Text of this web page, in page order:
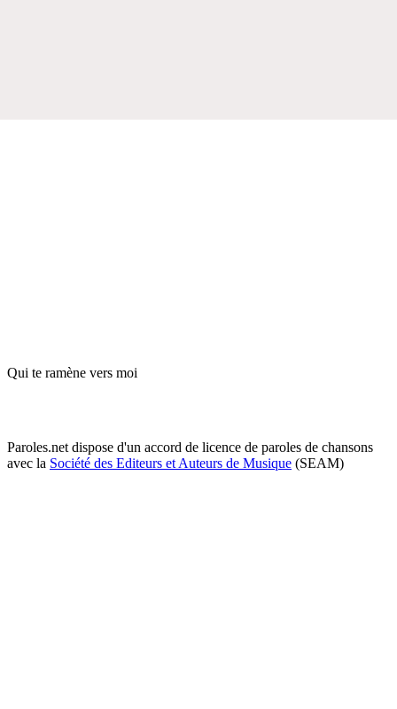
Qui te ramène vers moi
Paroles.net dispose d'un accord de licence de paroles de chansons
avec la Société des Editeurs et Auteurs de Musique (SEAM)